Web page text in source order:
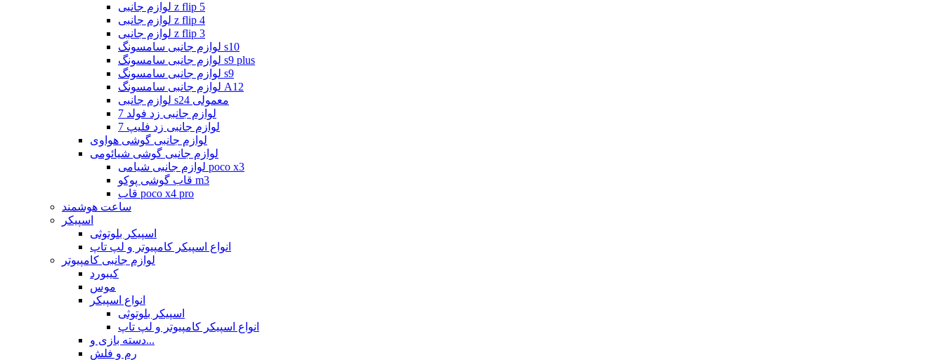
لوازم جانبی z flip 5
لوازم جانبی z flip 4
لوازم جانبی z flip 3
لوازم جانبی سامسونگ s10
لوازم جانبی سامسونگ s9 plus
لوازم جانبی سامسونگ s9
لوازم جانبی سامسونگ A12
لوازم جانبی s24 معمولی
لوازم جانبی زد فولد 7
لوازم جانبی زد فلیپ 7
لوازم جانبی گوشی هواوی
لوازم جانبی گوشی شیائومی
لوازم جانبی شیامی poco x3
قاب گوشی پوکو m3
قاب poco x4 pro
ساعت هوشمند
اسپیکر
اسپیکر بلوتوثی
انواع اسپیکر کامپیوتر و لپ تاپ
لوازم جانبی کامپیوتر
کیبورد
موس
انواع اسپیکر
اسپیکر بلوتوثی
انواع اسپیکر کامپیوتر و لپ تاپ
دسته بازی و...
رم و فلش